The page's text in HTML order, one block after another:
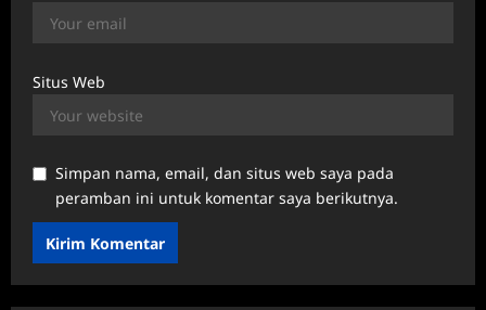
Situs Web
Simpan nama, email, dan situs web saya pada
peramban ini untuk komentar saya berikutnya.